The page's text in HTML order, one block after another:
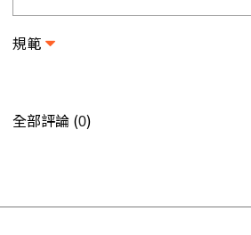
規範
全部評論 (0)